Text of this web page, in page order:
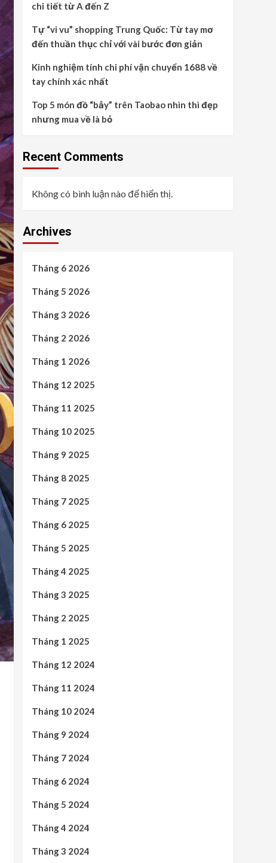
chi tiết từ A đến Z
Tự “vi vu” shopping Trung Quốc: Từ tay mơ
đến thuần thục chỉ với vài bước đơn giản
Kinh nghiệm tính chi phí vận chuyển 1688 về
tay chính xác nhất
Top 5 món đồ “bẫy” trên Taobao nhìn thì đẹp
nhưng mua về là bỏ
Recent Comments
Không có bình luận nào để hiển thị.
Archives
Tháng 6 2026
Tháng 5 2026
Tháng 3 2026
Tháng 2 2026
Tháng 1 2026
Tháng 12 2025
Tháng 11 2025
Tháng 10 2025
Tháng 9 2025
Tháng 8 2025
Tháng 7 2025
Tháng 6 2025
Tháng 5 2025
Tháng 4 2025
Tháng 3 2025
Tháng 2 2025
Tháng 1 2025
Tháng 12 2024
Tháng 11 2024
Tháng 10 2024
Tháng 9 2024
Tháng 7 2024
Tháng 6 2024
Tháng 5 2024
Tháng 4 2024
Tháng 3 2024